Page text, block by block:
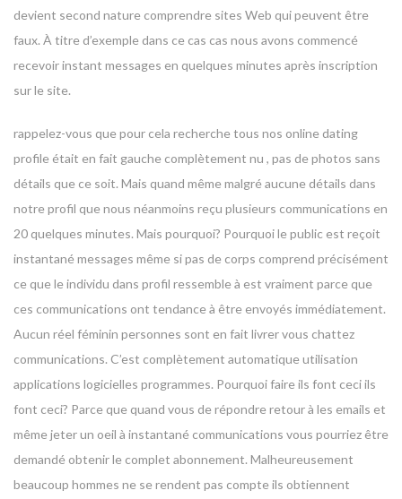
devient second nature comprendre sites Web qui peuvent être
faux. À titre d’exemple dans ce cas cas nous avons commencé
recevoir instant messages en quelques minutes après inscription
sur le site.
rappelez-vous que pour cela recherche tous nos online dating
profile était en fait gauche complètement nu , pas de photos sans
détails que ce soit. Mais quand même malgré aucune détails dans
notre profil que nous néanmoins reçu plusieurs communications en
20 quelques minutes. Mais pourquoi? Pourquoi le public est reçoit
instantané messages même si pas de corps comprend précisément
ce que le individu dans profil ressemble à est vraiment parce que
ces communications ont tendance à être envoyés immédiatement.
Aucun réel féminin personnes sont en fait livrer vous chattez
communications. C’est complètement automatique utilisation
applications logicielles programmes. Pourquoi faire ils font ceci ils
font ceci? Parce que quand vous de répondre retour à les emails et
même jeter un oeil à instantané communications vous pourriez être
demandé obtenir le complet abonnement. Malheureusement
beaucoup hommes ne se rendent pas compte ils obtiennent